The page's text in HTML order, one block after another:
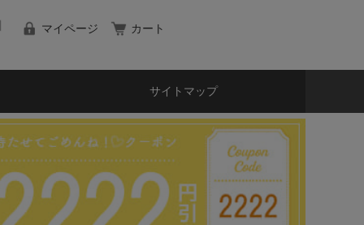
マイページ カート
サイトマップ